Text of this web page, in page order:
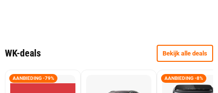
WK-deals Bekijk alle deals
AANBIEDING -79% AANBIEDING -8%